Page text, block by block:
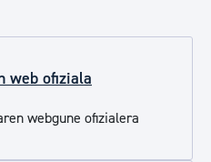
web ofiziala
webgune ofizialera